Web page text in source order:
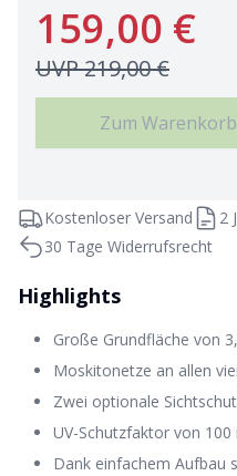
159,00 €
UVP219,00 €
Zum
Kostenloser Versand
2
30 Tage Widerrufsrecht
Highlights
Große Grundfläche von
Moskitonetze an allen
Zwei optionale
UV-Schutzfaktor von
Dank einfachem Aufbau